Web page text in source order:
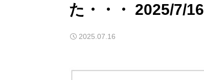
た・・・ 2025/7/16
2025.07.16